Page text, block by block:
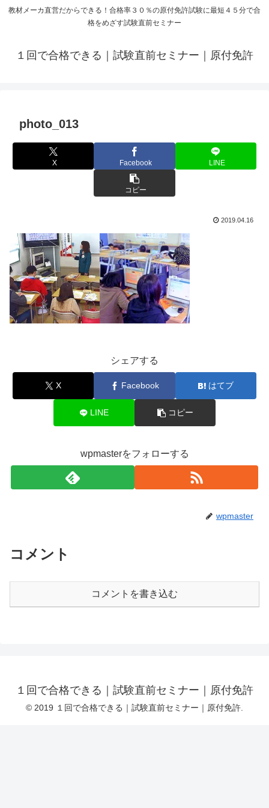
教材メーカ直営だからできる！合格率３０％の原付免許試験に最短４５分で合
格をめざす試験直前セミナー
１回で合格できる｜試験直前セミナー｜原付免許
photo_013
X Facebook LINE
コピー
2019.04.16
シェアする
X Facebook はてブ
LINE コピー
wpmasterをフォローする
wpmaster
コメント
コメントを書き込む
１回で合格できる｜試験直前セミナー｜原付免許
© 2019 １回で合格できる｜試験直前セミナー｜原付免許.